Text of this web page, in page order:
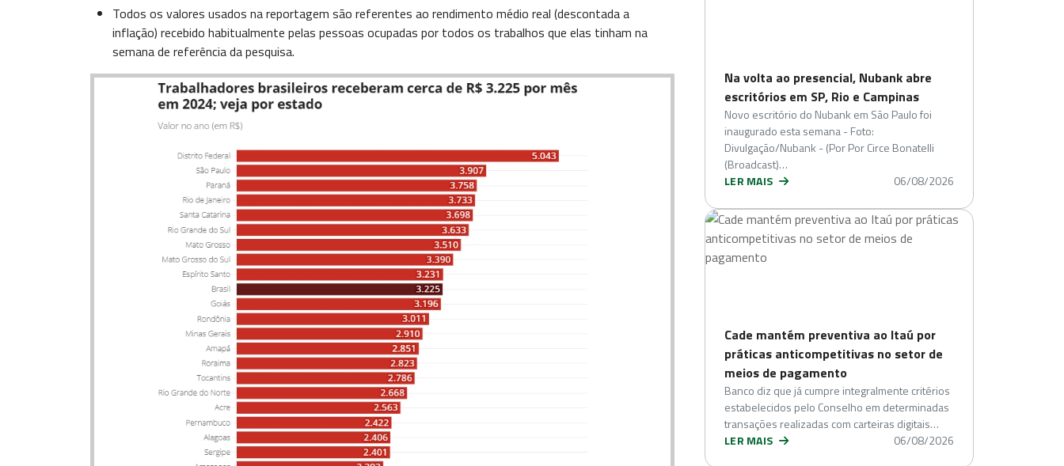
Todos os valores usados na reportagem são referentes ao rendimento médio real (descontada a
inflação) recebido habitualmente pelas pessoas ocupadas por todos os trabalhos que elas tinham na
semana de referência da pesquisa.
Na volta ao presencial, Nubank abre
escritórios em SP, Rio e Campinas
Novo escritório do Nubank em São Paulo foi
inaugurado esta semana - Foto:
Divulgação/Nubank - (Por Por Circe Bonatelli
(Broadcast)…
LER MAIS
06/08/2026
Cade mantém preventiva ao Itaú por
práticas anticompetitivas no setor de
meios de pagamento
Banco diz que já cumpre integralmente critérios
estabelecidos pelo Conselho em determinadas
transações realizadas com carteiras digitais…
LER MAIS
06/08/2026